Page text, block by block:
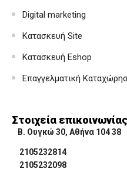
Digital marketing
Κατασκευή Site
Κατασκευή Eshop
Επαγγελματική
Στοιχεία επικοινωνίας
Β. Ουγκώ 30, Αθήνα 104 38
2105232814
2105232098